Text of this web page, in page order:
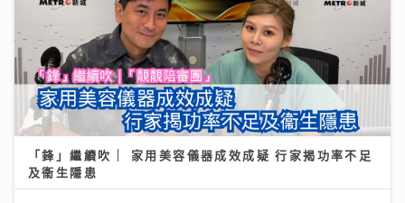
「鋒」繼續吹 | 家用美容儀器成效成疑 行家揭功率不足
及衞生隱患